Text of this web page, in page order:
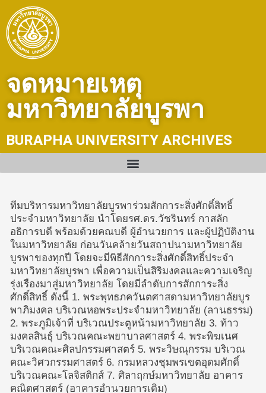
content
จดหมายเหตุ
มหาวิทยาลัยบูรพา
BURAPHA UNIVERSITY ARCHIVES
ทีมบริหารมหาวิทยาลัยบูรพาร่วมสักการะสิ่งศักดิ์สิทธิ์
ประจำมหาวิทยาลัย นำโดยรศ.ดร.วัชรินทร์ กาสลัก
อธิการบดี พร้อมด้วยคณบดี ผู้อำนวยการ และผู้ปฏิบัติงาน
ในมหาวิทยาลัย ก่อนวันคล้ายวันสถาปนามหาวิทยาลัย
บูรพาของทุกปี โดยจะมีพิธีสักการะสิ่งศักดิ์สิทธิ์ประจำ
มหาวิทยาลัยบูรพา เพื่อความเป็นสิริมงคลและความเจริญ
รุ่งเรืองมาสู่มหาวิทยาลัย โดยมีลำดับการสักการะสิ่ง
ศักดิ์สิทธิ์ ดังนี้ 1. พระพุทธภควันตศาสดามหาวิทยาลัยบูร
พาภิมงคล บริเวณหอพระประจำมหาวิทยาลัย (ลานธรรม)
2. พระภูมิเจ้าที่ บริเวณประตูหน้ามหาวิทยาลัย 3. ท้าว
มงคลสินธุ์ บริเวณคณะพยาบาลศาสตร์ 4. พระพิฆเนศ
บริเวณคณะศิลปกรรมศาสตร์ 5. พระวิษณุกรรม บริเวณ
คณะวิศวกรรมศาสตร์ 6. กรมหลวงชุมพรเขตอุดมศักดิ์
บริเวณคณะโลจิสติกส์ 7. ศิลาฤกษ์มหาวิทยาลัย อาคาร
คณิตศาสตร์ (อาคารอำนวยการเดิม)